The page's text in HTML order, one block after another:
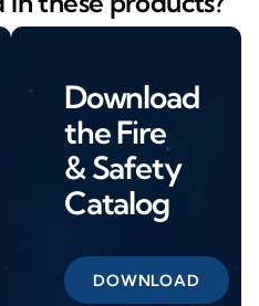
Download
the Fire
& Safety
Catalog
DOWNLOAD